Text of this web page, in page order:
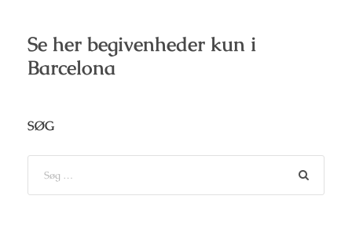
Se her begivenheder kun i
Barcelona
SØG